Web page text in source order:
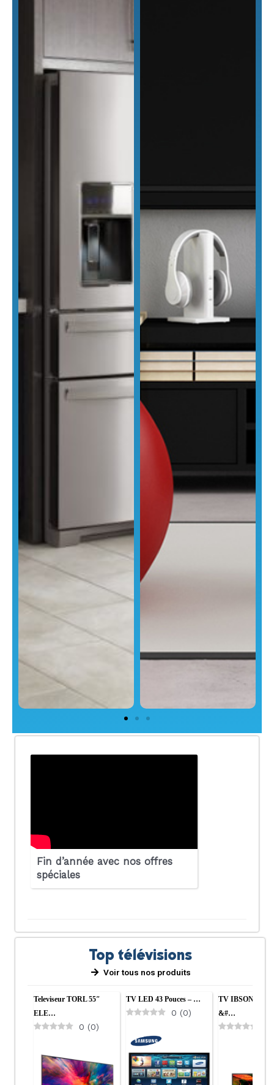
Fin d’année avec nos offres
spéciales
Top télévisions
Voir tous nos produits
Televiseur TORL 55″
ELE…
0 (0)
TV LED 43 Pouces – …
0 (0)
TV IBSON LED
&#…